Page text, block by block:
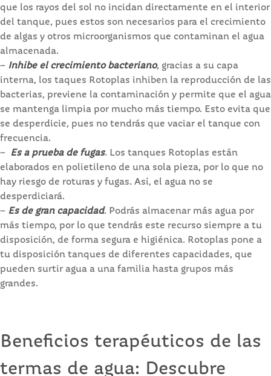
que los rayos del sol no incidan directamente en el interior
del tanque, pues estos son necesarios para el crecimiento
de algas y otros microorganismos que contaminan el agua
almacenada.
– Inhibe el crecimiento bacteriano, gracias a su capa
interna, los taques Rotoplas inhiben la reproducción de las
bacterias, previene la contaminación y permite que el agua
se mantenga limpia por mucho más tiempo. Esto evita que
se desperdicie, pues no tendrás que vaciar el tanque con
frecuencia.
– Es a prueba de fugas. Los tanques Rotoplas están
elaborados en polietileno de una sola pieza, por lo que no
hay riesgo de roturas y fugas. Así, el agua no se
desperdiciará.
– Es de gran capacidad. Podrás almacenar más agua por
más tiempo, por lo que tendrás este recurso siempre a tu
disposición, de forma segura e higiénica. Rotoplas pone a
tu disposición tanques de diferentes capacidades, que
pueden surtir agua a una familia hasta grupos más
grandes.
Beneficios terapéuticos de las
termas de agua: Descubre